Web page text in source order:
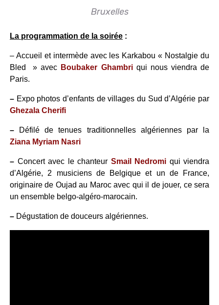
Bruxelles
La programmation de la soirée :
– Accueil et intermède avec les Karkabou « Nostalgie du
Bled » avec Boubaker Ghambriqui nous viendra de
Paris.
– Expo photos d’enfants de villages du Sud d’Algérie par
Ghezala Cherifi
– Défilé de tenues traditionnelles algériennes par la
Ziana Myriam Nasri
– Concert avec le chanteur Smail Nedromi qui viendra
d’Algérie, 2 musiciens de Belgique et un de France,
originaire de Oujad au Maroc avec qui il de jouer, ce sera
un ensemble belgo-algéro-marocain.
– Dégustation de douceurs algériennes.